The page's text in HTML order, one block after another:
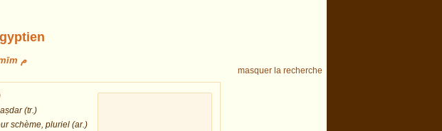
mīm م
masquer la recherche
(tr.)
schème, pluriel (ar.)